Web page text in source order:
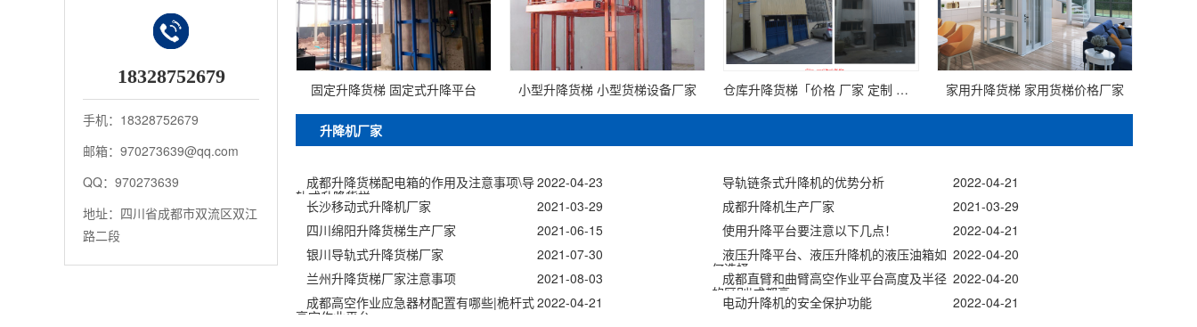
18328752679
手机：18328752679
邮箱：970273639@qq.com
QQ：970273639
地址：四川省成都市双流区双江
路二段
固定升降货梯 固定式升降平台 小型升降货梯 小型货梯设备厂家 仓库升降货梯「价格 厂家 定制 多少钱」 家用升降货梯 家用货梯价格厂家
升降机厂家
2022-04-23
成都升降货梯配电箱的作用及注意事项\导
轨式升降货梯
2022-04-21
导轨链条式升降机的优势分析
2021-03-29
长沙移动式升降机厂家 2021-03-29
成都升降机生产厂家
2021-06-15
四川绵阳升降货梯生产厂家 2022-04-21
使用升降平台要注意以下几点！
2021-07-30
银川导轨式升降货梯厂家 2022-04-20
液压升降平台、液压升降机的液压油箱如
何选择
2021-08-03
兰州升降货梯厂家注意事项 2022-04-20
成都直臂和曲臂高空作业平台高度及半径
的区别|成都高
2022-04-21
成都高空作业应急器材配置有哪些|桅杆式
高空作业平台
2022-04-21
电动升降机的安全保护功能